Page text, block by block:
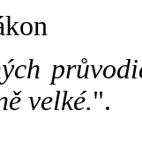
velké.".